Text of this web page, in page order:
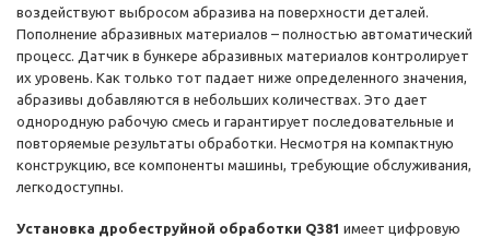
воздействуют выбросом абразива на поверхности деталей.
Пополнение абразивных материалов – полностью автоматический
процесс. Датчик в бункере абразивных материалов контролирует
их уровень. Как только тот падает ниже определенного значения,
абразивы добавляются в небольших количествах. Это дает
однородную рабочую смесь и гарантирует последовательные и
повторяемые результаты обработки. Несмотря на компактную
конструкцию, все компоненты машины, требующие обслуживания,
легкодоступны.
Установка дробеструйной обработки Q381 имеет цифровую